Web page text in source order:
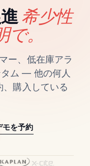
希少性
。
ー、低在庫アラ
ム — 他の何人
、購入している
モを予約